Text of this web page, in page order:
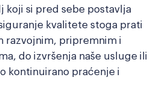
koji si pred sebe postavlja
kvalitete stoga prati
razvojnim, pripremnim i
do izvršenja naše usluge ili
kontinuirano praćenje i